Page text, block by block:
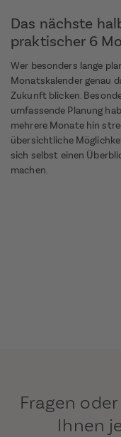
Das nächste
praktischer 6
Wer besonders lange
Monatskalender genau
Zukunft blicken.
umfassende Planung
mehrere Monate hin
übersichtliche
sich selbst einen
machen.
Fragen
Ihnen